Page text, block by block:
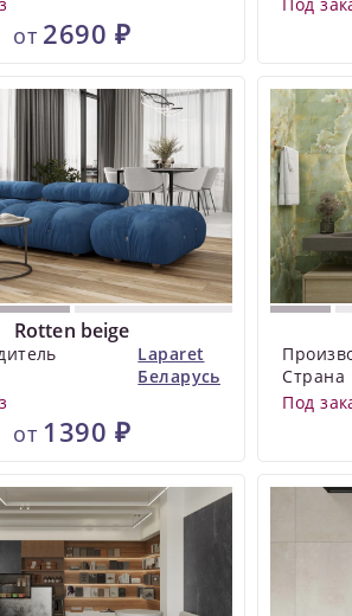
от 2690 ₽
Под
Rotten beige
Laparet
Беларусь
от 1390 ₽
Страна
Под